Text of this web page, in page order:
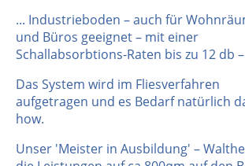
... Industrieboden – auch für
und Büros geeignet – mit einer
Schallabsorbtions-Raten bis zu 12 db –
Das System wird im Fliesverfahren
aufgetragen und es Bedarf natürlich
how.
Unser 'Meister in Ausbildung' –